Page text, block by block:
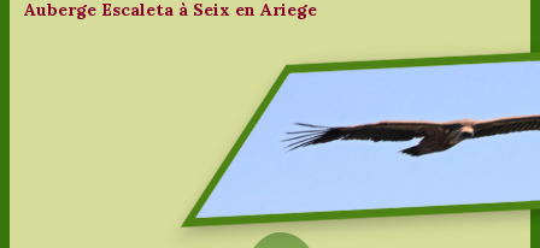
Auberge Escaleta à Seix en Ariege